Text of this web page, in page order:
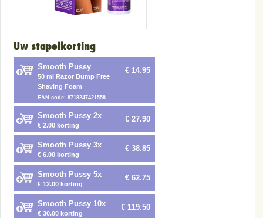
Uw stapelkorting
Smooth Pussy
50 ml Razor Bump Free
Shaving Foam
EAN code: 8718247421558
€ 14.95
Smooth Pussy 2x
€ 2.00 korting
€ 27.90
Smooth Pussy 3x
€ 6.00 korting
€ 38.85
Smooth Pussy 5x
€ 12.00 korting
€ 62.75
Smooth Pussy 10x
€ 30.00 korting
€ 119.50